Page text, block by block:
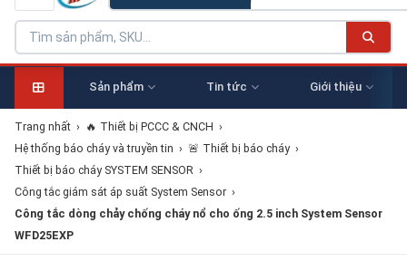
Sản phẩm Tin tức Giới thiệu
Trang nhất › 🔥 Thiết bị PCCC & CNCH ›
Hệ thống báo cháy và truyền tin › 🚨 Thiết bị báo cháy ›
Thiết bị báo cháy SYSTEM SENSOR ›
Công tắc giám sát áp suất System Sensor ›
Công tắc dòng chảy chống cháy nổ cho ống 2.5 inch System Sensor
WFD25EXP